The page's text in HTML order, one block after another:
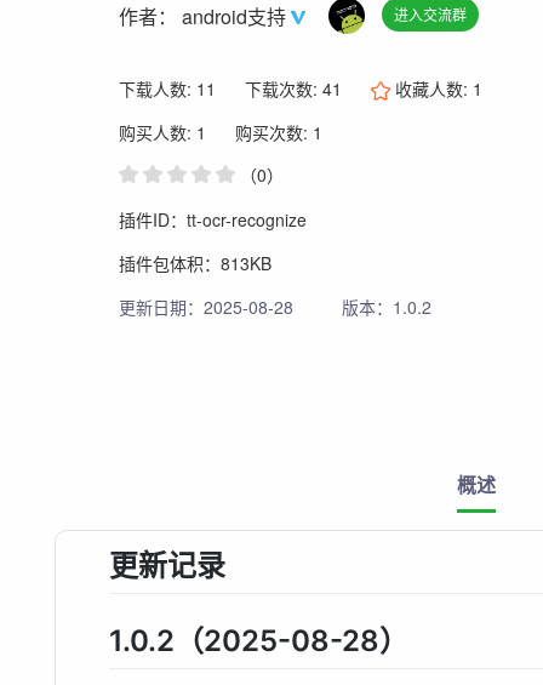
作者：android支持 进入交流群
下载人数: 11 下载次数: 41 收藏人数: 1
购买人数: 1
购买次数: 1
（0）
插件ID：tt-ocr-recognize
插件包体积：813KB
更新日期：2025-08-28
版本：1.0.2
概述
更新记录
1.0.2（2025-08-28）